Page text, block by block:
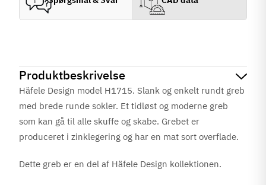
Produktbeskrivelse
Häfele Design model H1715. Slank og enkelt rundt greb
med brede runde sokler. Et tidløst og moderne greb
som kan gå til alle skuffe og skabe. Grebet er
produceret i zinklegering og har en mat sort overflade.
Dette greb er en del af Häfele Design kollektionen.